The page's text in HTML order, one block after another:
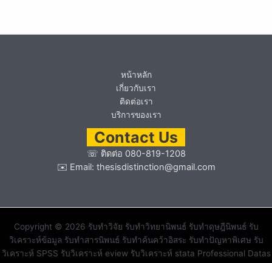
หน้าหลัก
เกี่ยวกับเรา
ติดต่อเรา
บริการของเรา
Contact Us
☏ ติดต่อ 080-819-1208
✉️ Email: thesisdistinction@gmail.com
Copyright © 2026 รับทำวิจัย รับทำวิทยานิพนธ์ รับทำดุษฎีนิพนธ์ รับ
วิเคราะห์ข้อมูล รับทำสารนิพนธ์ รับทำค้นคว้าอิสระ รับทำปัญหาพิเศษ รับ
วิเคราะห์ SPSS รับวิเคราะห์ eview รับวิเคราะห์ stata Professional Datas